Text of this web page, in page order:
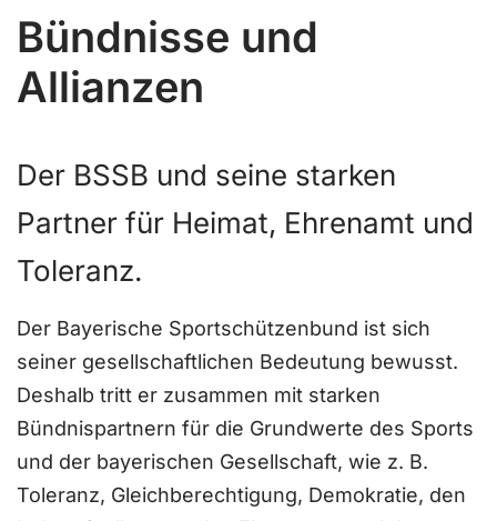
Bündnisse und
Allianzen
Der BSSB und seine starken
Partner für Heimat, Ehrenamt und
Toleranz.
Der Bayerische Sportschützenbund ist sich
seiner gesellschaftlichen Bedeutung bewusst.
Deshalb tritt er zusammen mit starken
Bündnispartnern für die Grundwerte des Sports
und der bayerischen Gesellschaft, wie z. B.
Toleranz, Gleichberechtigung, Demokratie, den